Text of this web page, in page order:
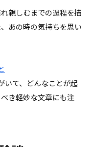
親しむまでの過程を描
あの時の気持ちを思い
いて、どんなことが起
き軽妙な文章にも注